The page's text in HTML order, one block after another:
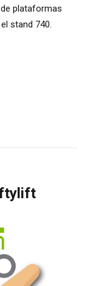
plataformas
stand 740.